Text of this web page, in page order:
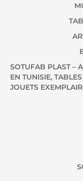
SOTUFAB PLAST –
EN TUNISIE,
JOUETS